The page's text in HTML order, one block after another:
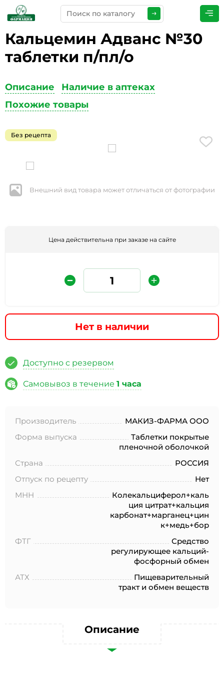
Кальцемин Адванс №30
таблетки п/пл/о
Описание
Наличие в аптеках
Похожие товары
Без рецепта
Внешний вид товара может отличаться от фотографии
Цена действительна при заказе на сайте
Нет в наличии
Доступно с резервом
Самовывоз в течение 1 часа
Производитель
МАКИЗ-ФАРМА ООО
Форма выпуска
Таблетки покрытые
пленочной оболочкой
Страна
РОССИЯ
Отпуск по рецепту
Нет
МНН
Колекальциферол+каль
ция цитрат+кальция
карбонат+марганец+цин
к+медь+бор
ФТГ
Средство
регулирующее кальций-
фосфорный обмен
АТХ
Пищеварительный
тракт и обмен веществ
Описание
ПРЕДСТАВЬТЕСЬ *
ТЕЛЕФОН*
ЭЛЕКТРОННАЯ ПОЧТА
КОММЕНТАРИИ*
* Нажимая кнопку «Отправить отзыв», я даю свое
согласие на обработку моих персональных данных, в
соответствии с Федеральным законом от 27.07.2006 года
№152-ФЗ «О персональных данных», на условиях и для
целей, определенных в Согласии на обработку
персональных данных *